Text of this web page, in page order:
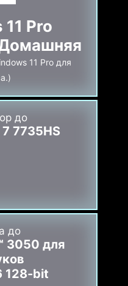
Pro
11 Pro для
до
7735HS
до
3050 для
128-bit